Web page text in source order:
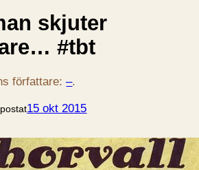
skjuter
#tbt
författare:–.
15 okt 2015